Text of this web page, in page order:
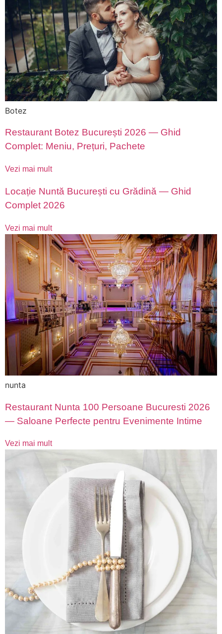
Botez
Restaurant Botez București 2026 — Ghid
Complet: Meniu, Prețuri, Pachete
Vezi mai mult
Locație Nuntă București cu Grădină — Ghid
Complet 2026
Vezi mai mult
nunta
Restaurant Nunta 100 Persoane Bucuresti 2026
— Saloane Perfecte pentru Evenimente Intime
Vezi mai mult